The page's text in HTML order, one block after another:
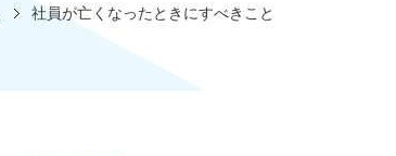
社員が亡くなったときにすべきこと